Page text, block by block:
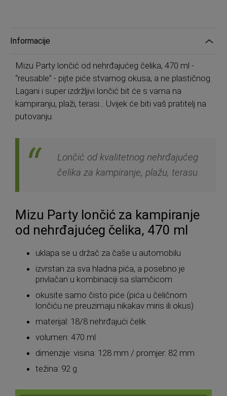
Informacije
Mizu Party lončić od nehrđajućeg čelika, 470 ml -
“reusable” - pijte piće stvarnog okusa, a ne plastičnog.
Lagani i super izdržljivi lončić bit će s vama na
kampiranju, plaži, terasi... Uvijek će biti vaš pratitelj na
putovanju.
Lončić od kvalitetnog nehrđajućeg
čelika za kampiranje, plažu, terasu.
Mizu Party lončić za kampiranje
od nehrđajućeg čelika, 470 ml
uklapa se u držač za čaše u automobilu
izvrstan za sva hladna pića, a posebno je
privlačan u kombinaciji sa slamčicom
okusite samo čisto piće (pića u čeličnom
lončiću ne preuzimaju nikakav miris ili okus)
materijal: 18/8 nehrđajući čelik
volumen: 470 ml
dimenzije: visina: 128 mm / promjer: 82 mm
težina: 92 g